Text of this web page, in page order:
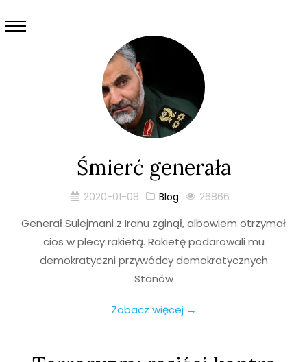
Śmierć generała
2020-01-08 Blog 26866
Generał Sulejmani z Iranu zginął, albowiem otrzymał
cios w plecy rakietą. Rakietę podarowali mu
demokratyczni przywódcy demokratycznych
Stanów
Zobacz więcej →